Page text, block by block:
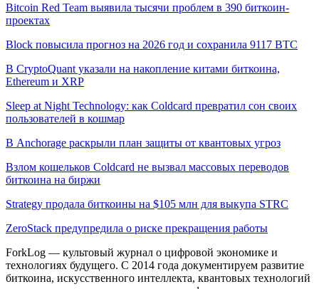
Bitcoin Red Team выявила тысячи проблем в 390 биткоин-
проектах
Block повысила прогноз на 2026 год и сохранила 9117 BTC
В CryptoQuant указали на накопление китами биткоина,
Ethereum и XRP
Sleep at Night Technology: как Coldcard превратил сон своих
пользователей в кошмар
В Anchorage раскрыли план защиты от квантовых угроз
Взлом кошельков Coldcard не вызвал массовых переводов
биткоина на биржи
Strategy продала биткоины на $105 млн для выкупа STRC
ZeroStack предупредила о риске прекращения работы
ForkLog — культовый журнал о цифровой экономике и
технологиях будущего. С 2014 года документируем развитие
биткоина, искусственного интеллекта, квантовых технологий